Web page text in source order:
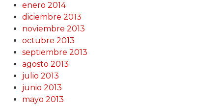
enero 2014
diciembre 2013
noviembre 2013
octubre 2013
septiembre 2013
agosto 2013
julio 2013
junio 2013
mayo 2013